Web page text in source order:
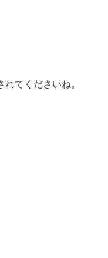
れてくださいね。